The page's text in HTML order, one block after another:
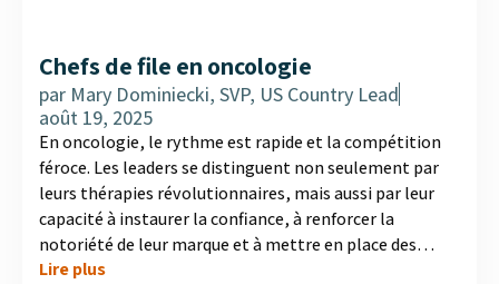
Chefs de file en oncologie
par Mary Dominiecki, SVP, US Country Lead
août 19, 2025
En oncologie, le rythme est rapide et la compétition
féroce. Les leaders se distinguent non seulement par
leurs thérapies révolutionnaires, mais aussi par leur
capacité à instaurer la confiance, à renforcer la
notoriété de leur marque et à mettre en place des
programmes de soutien solides pour les patients. MD
Lire plus